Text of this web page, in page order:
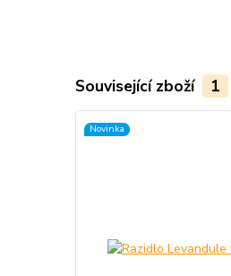
Související zboží 1
Novinka